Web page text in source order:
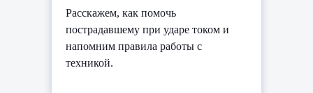
Расскажем, как помочь
пострадавшему при ударе током и
напомним правила работы с
техникой.